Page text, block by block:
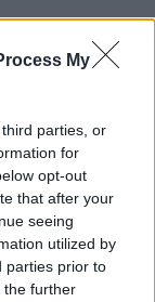
My
parties, or
for
opt-out
that after your
seeing
utilized by
parties prior to
the further
Ribeiro deve
por motivos